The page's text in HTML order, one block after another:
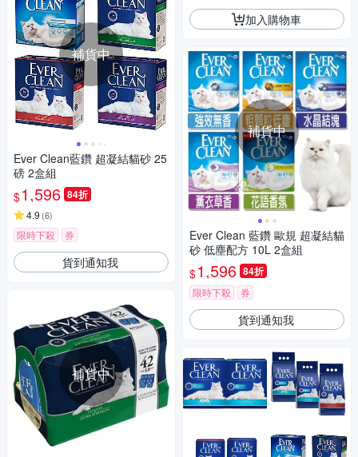
補貨中
Ever Clean藍鑽 超凝結貓砂 25
磅 2盒組
$1,596 84折
4.9 (6)
限時下殺 券
貨到通知我
補貨中
加入購物車
補貨中
Ever Clean 藍鑽 歐規 超凝結貓
砂 低塵配方 10L 2盒組
$1,596 84折
限時下殺 券
貨到通知我